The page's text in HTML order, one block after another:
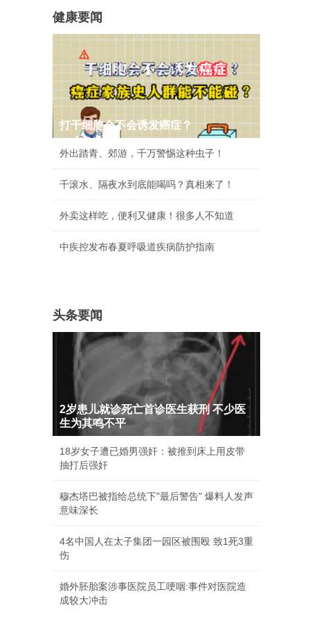
健康要闻
打干细胞会不会诱发癌症？
外出踏青、郊游，千万警惕这种虫子！
千滚水、隔夜水到底能喝吗？真相来了！
外卖这样吃，便利又健康！很多人不知道
中疾控发布春夏呼吸道疾病防护指南
头条要闻
2岁患儿就诊死亡首诊医生获刑 不少医
生为其鸣不平
18岁女子遭已婚男强奸：被推到床上用皮带
抽打后强奸
穆杰塔巴被指给总统下"最后警告" 爆料人发声
意味深长
4名中国人在太子集团一园区被围殴 致1死3重
伤
婚外胚胎案涉事医院员工哽咽:事件对医院造
成较大冲击